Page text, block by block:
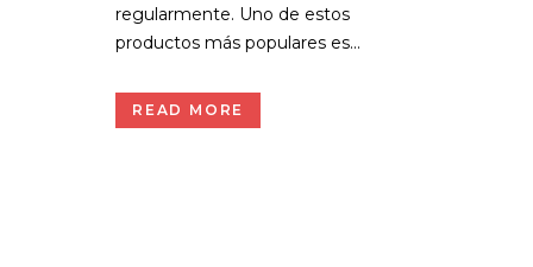
regularmente. Uno de estos
productos más populares es...
READ MORE